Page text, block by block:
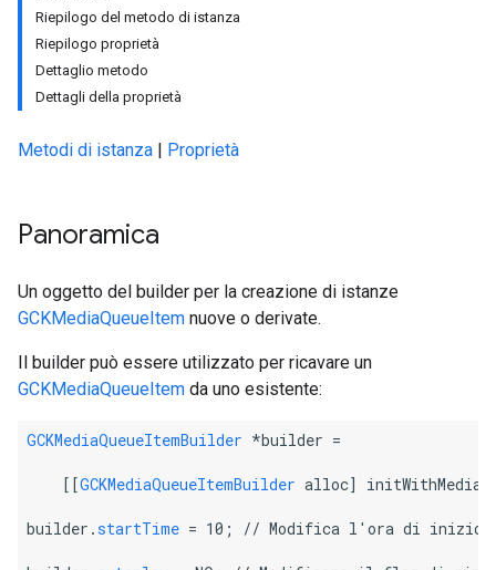
Riepilogo del metodo di istanza
Riepilogo proprietà
Dettaglio metodo
Dettagli della proprietà
Metodi di istanza | Proprietà
Panoramica
Un oggetto del builder per la creazione di istanze
GCKMediaQueueItem nuove o derivate.
Il builder può essere utilizzato per ricavare un
GCKMediaQueueItem da uno esistente:
GCKMediaQueueItemBuilder *builder =
    [[
GCKMediaQueueItemBuilder alloc]
builder.startTime = 10; // Modifica l'ora di inizio.